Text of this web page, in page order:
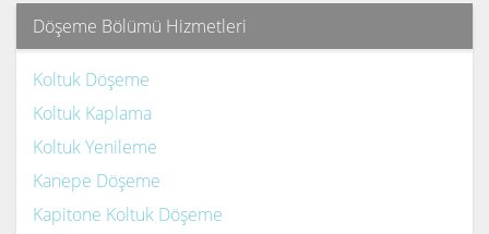
Döşeme Bölümü Hizmetleri
Koltuk Döşeme
Koltuk Kaplama
Koltuk Yenileme
Kanepe Döşeme
Kapitone Koltuk Döşeme